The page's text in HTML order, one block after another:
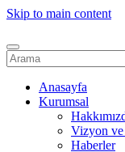
Skip to main content
Anasayfa
Kurumsal
Vizyon
Haberler